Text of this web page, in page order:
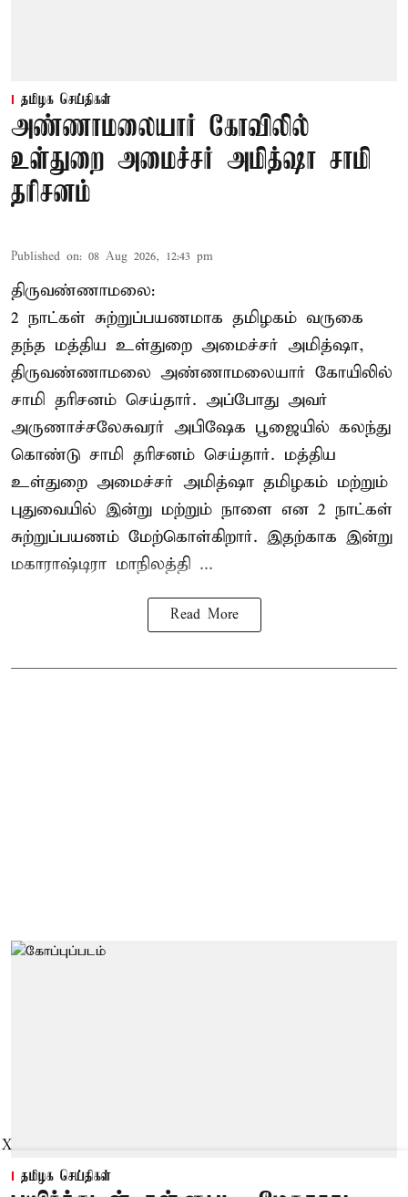
தமிழக செய்திகள்
அண்ணாமலையார் கோவிலில்
உள்துறை அமைச்சர் அமித்ஷா சாமி
தரிசனம்
Published on: 08 Aug 2026, 12:43 pm
திருவண்ணாமலை:
2 நாட்கள் சுற்றுப்பயணமாக தமிழகம் வருகை
தந்த மத்திய உள்துறை அமைச்சர் அமித்ஷா,
திருவண்ணாமலை அண்ணாமலையார் கோயிலில்
சாமி தரிசனம் செய்தார். அப்போது அவர்
அருணாச்சலேசுவரர் அபிஷேக பூஜையில் கலந்து
கொண்டு சாமி தரிசனம் செய்தார். மத்திய
உள்துறை அமைச்சர் அமித்ஷா தமிழகம் மற்றும்
புதுவையில் இன்று மற்றும் நாளை என 2 நாட்கள்
சுற்றுப்பயணம் மேற்கொள்கிறார். இதற்காக இன்று
மகாராஷ்டிரா மாநிலத்தி ...
Read More
தமிழக செய்திகள்
X